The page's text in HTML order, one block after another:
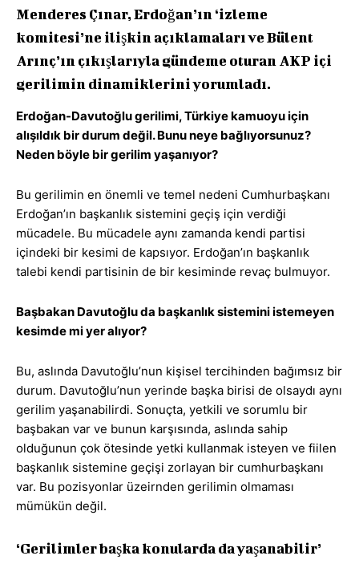
Menderes Çınar, Erdoğan’ın ‘izleme
komitesi’ne ilişkin açıklamaları ve Bülent
Arınç’ın çıkışlarıyla gündeme oturan AKP içi
gerilimin dinamiklerini yorumladı.
Erdoğan-Davutoğlu gerilimi, Türkiye kamuoyu için
alışıldık bir durum değil. Bunu neye bağlıyorsunuz?
Neden böyle bir gerilim yaşanıyor?
Bu gerilimin en önemli ve temel nedeni Cumhurbaşkanı
Erdoğan’ın başkanlık sistemini geçiş için verdiği
mücadele. Bu mücadele aynı zamanda kendi partisi
içindeki bir kesimi de kapsıyor. Erdoğan’ın başkanlık
talebi kendi partisinin de bir kesiminde revaç bulmuyor.
Başbakan Davutoğlu da başkanlık sistemini istemeyen
kesimde mi yer alıyor?
Bu, aslında Davutoğlu’nun kişisel tercihinden bağımsız bir
durum. Davutoğlu’nun yerinde başka birisi de olsaydı aynı
gerilim yaşanabilirdi. Sonuçta, yetkili ve sorumlu bir
başbakan var ve bunun karşısında, aslında sahip
olduğunun çok ötesinde yetki kullanmak isteyen ve fiilen
başkanlık sistemine geçişi zorlayan bir cumhurbaşkanı
var. Bu pozisyonlar üzeirnden gerilimin olmaması
mümükün değil.
‘Gerilimler başka konularda da yaşanabilir’